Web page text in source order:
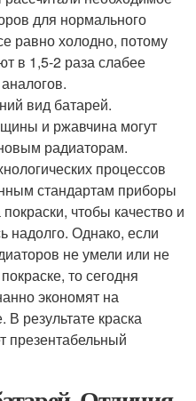
для нормального
равно холодно, потому
в 1,5-2 раза слабее
вид батарей.
и ржавчина могут
радиаторам.
процессов
стандартам приборы
чтобы качество и
надолго. Однако, если
не умели или не
то сегодня
экономят на
В результате краска
презентабельный